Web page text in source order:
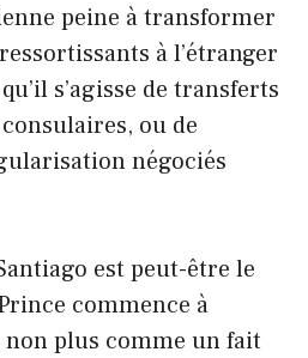
peine à transformer
à l’étranger
s’agisse de transferts
ou de
négociés
est peut-être le
commence à
non plus comme un fait